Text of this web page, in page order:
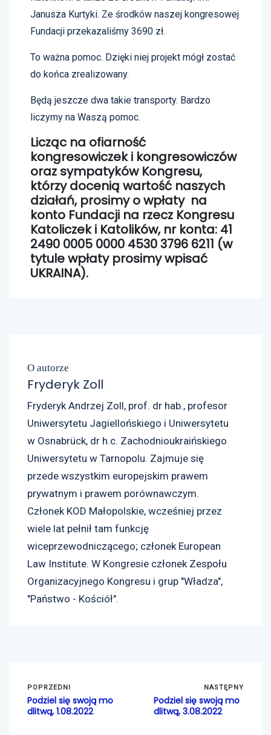
Janusza Kurtyki. Ze środków naszej kongresowej
Fundacji przekazaliśmy 3690 zł.
To ważna pomoc. Dzięki niej projekt mógł zostać
do końca zrealizowany.
Będą jeszcze dwa takie transporty. Bardzo
liczymy na Waszą pomoc.
Licząc na ofiarność
kongresowiczek i kongresowiczów
oraz sympatyków Kongresu,
którzy docenią wartość naszych
działań, prosimy o wpłaty na
konto Fundacji na rzecz Kongresu
Katoliczek i Katolików, nr konta: 41
2490 0005 0000 4530 3796 6211 (w
tytule wpłaty prosimy wpisać
UKRAINA).
O autorze
Fryderyk Zoll
Fryderyk Andrzej Zoll, prof. dr hab., profesor
Uniwersytetu Jagiellońskiego i Uniwersytetu
w Osnabrück, dr h.c. Zachodnioukraińskiego
Uniwersytetu w Tarnopolu. Zajmuje się
przede wszystkim europejskim prawem
prywatnym i prawem porównawczym.
Członek KOD Małopolskie, wcześniej przez
wiele lat pełnił tam funkcję
wiceprzewodniczącego; członek European
Law Institute. W Kongresie członek Zespołu
Organizacyjnego Kongresu i grup "Władza",
"Państwo - Kościół".
POPRZEDNI
Podziel się swoją mo
dlitwą, 1.08.2022
NASTĘPNY
Podziel się swoją mo
dlitwą, 3.08.2022